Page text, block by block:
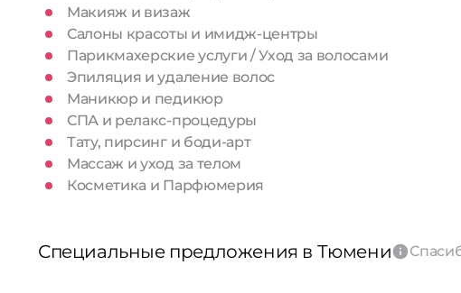
Макияж и визаж
Салоны красоты и имидж-центры
Парикмахерские услуги / Уход за волосами
Эпиляция и удаление волос
Маникюр и педикюр
СПА и релакс-процедуры
Тату, пирсинг и боди-арт
Массаж и уход за телом
Косметика и Парфюмерия
Специальные предложения в Тюмени